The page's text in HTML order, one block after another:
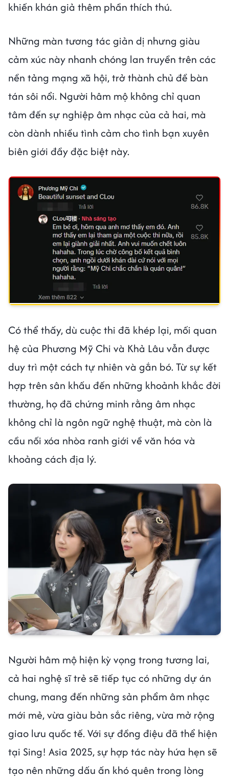
khiến khán giả thêm phần thích thú.
Những màn tương tác giản dị nhưng giàu
cảm xúc này nhanh chóng lan truyền trên các
nền tảng mạng xã hội, trở thành chủ đề bàn
tán sôi nổi. Người hâm mộ không chỉ quan
tâm đến sự nghiệp âm nhạc của cả hai, mà
còn dành nhiều tình cảm cho tình bạn xuyên
biên giới đầy đặc biệt này.
Có thể thấy, dù cuộc thi đã khép lại, mối quan
hệ của Phương Mỹ Chi và Khả Lâu vẫn được
duy trì một cách tự nhiên và gắn bó. Từ sự kết
hợp trên sân khấu đến những khoảnh khắc đời
thường, họ đã chứng minh rằng âm nhạc
không chỉ là ngôn ngữ nghệ thuật, mà còn là
cầu nối xóa nhòa ranh giới về văn hóa và
khoảng cách địa lý.
Người hâm mộ hiện kỳ vọng trong tương lai,
cả hai nghệ sĩ trẻ sẽ tiếp tục có những dự án
chung, mang đến những sản phẩm âm nhạc
mới mẻ, vừa giàu bản sắc riêng, vừa mở rộng
giao lưu quốc tế. Với sự đồng điệu đã thể hiện
tại Sing! Asia 2025, sự hợp tác này hứa hẹn sẽ
tạo nên những dấu ấn khó quên trong lòng